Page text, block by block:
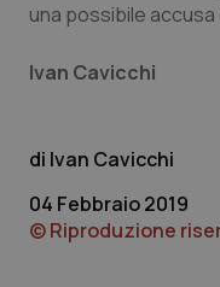
una possibile
Ivan Cavicchi
Ivan Cavicchi
04 Febbraio 2019
© Riproduzione